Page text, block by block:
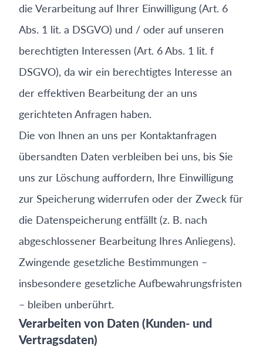
die Verarbeitung auf Ihrer Einwilligung (Art. 6
Abs. 1 lit. a DSGVO) und / oder auf unseren
berechtigten Interessen (Art. 6 Abs. 1 lit. f
DSGVO), da wir ein berechtigtes Interesse an
der effektiven Bearbeitung der an uns
gerichteten Anfragen haben.
Die von Ihnen an uns per Kontaktanfragen
übersandten Daten verbleiben bei uns, bis Sie
uns zur Löschung auffordern, Ihre Einwilligung
zur Speicherung widerrufen oder der Zweck für
die Datenspeicherung entfällt (z. B. nach
abgeschlossener Bearbeitung Ihres Anliegens).
Zwingende gesetzliche Bestimmungen –
insbesondere gesetzliche Aufbewahrungsfristen
– bleiben unberührt.
Verarbeiten von Daten (Kunden- und
Vertragsdaten)